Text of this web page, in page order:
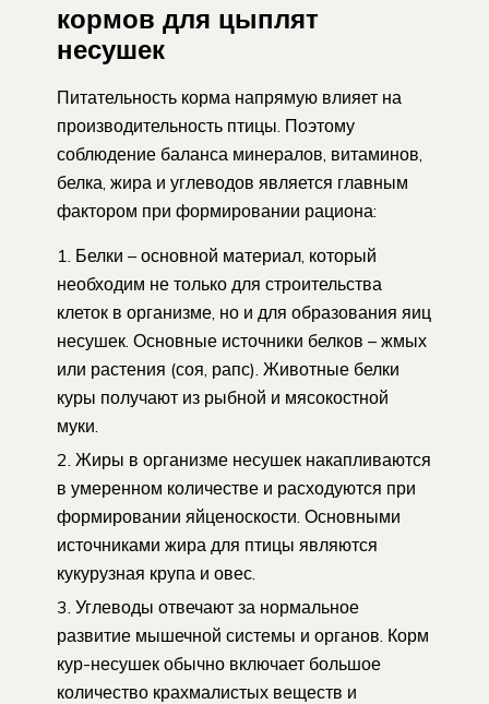
кормов для цыплят
несушек
Питательность корма напрямую влияет на
производительность птицы. Поэтому
соблюдение баланса минералов, витаминов,
белка, жира и углеводов является главным
фактором при формировании рациона:
Белки – основной материал, который
необходим не только для строительства
клеток в организме, но и для образования яиц
несушек. Основные источники белков – жмых
или растения (соя, рапс). Животные белки
куры получают из рыбной и мясокостной
муки.
Жиры в организме несушек накапливаются
в умеренном количестве и расходуются при
формировании яйценоскости. Основными
источниками жира для птицы являются
кукурузная крупа и овес.
Углеводы отвечают за нормальное
развитие мышечной системы и органов. Корм
кур-несушек обычно включает большое
количество крахмалистых веществ и